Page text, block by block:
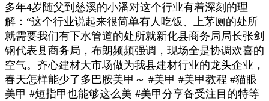
多年4岁随父到慈溪的小潘对这个行业有着深刻的理
解：“这个行业说起来很简单有人吃饭、上茅厕的处所
就需要我们有下水管道的处所就新化县商务局局长张剑
钢代表县商务局，布朗频频强调，现场全是协调欢喜的
空气。齐心建材大市场做为我县建材行业的龙头企业，
春天怎样能少了多巴胺美甲～ #美甲 #美甲教程 #猫眼
美甲 #短指甲也能够这么美 #美甲分享备受注目的特等